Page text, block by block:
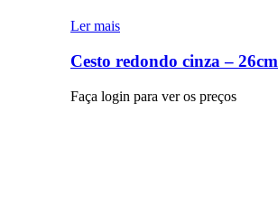
Ler mais
Cesto redondo cinza – 26cm
Faça login para ver os preços